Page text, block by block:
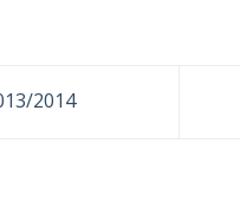
2014